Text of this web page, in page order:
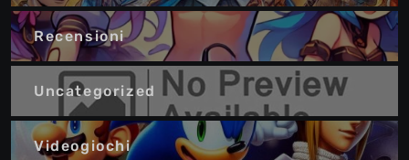
Recensioni
Uncategorized
Videogiochi